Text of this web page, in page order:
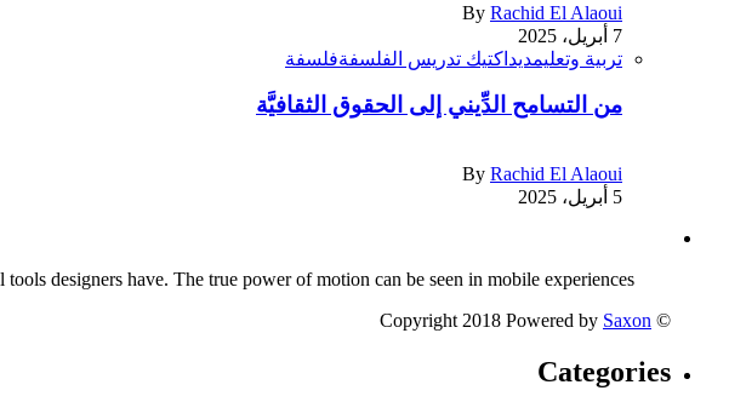
By Rachid El Alaoui
7 أبريل، 2025
تربية وتعليمديداكتيك تدريس الفلسفةفلسفة
من التسامح الدِّيني إلى الحقوق الثقافيَّة
By Rachid El Alaoui
5 أبريل، 2025
designers have. The true power of motion can be seen in mobile experiences.
© Copyright 2018 Powered by
Saxon
Categories